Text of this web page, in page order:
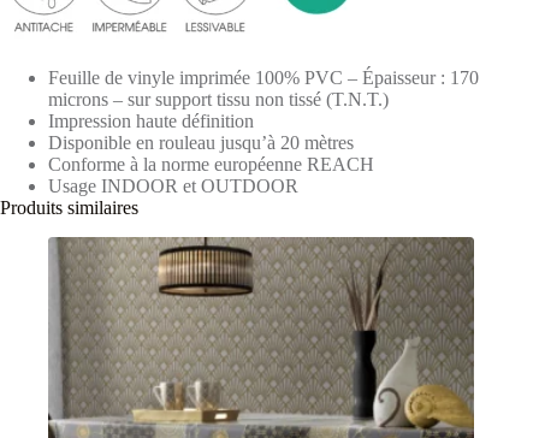
Feuille de vinyle imprimée 100% PVC – Épaisseur : 170
microns – sur support tissu non tissé (T.N.T.)
Impression haute définition
Disponible en rouleau jusqu’à 20 mètres
Conforme à la norme européenne REACH
Usage INDOOR et OUTDOOR
Produits similaires